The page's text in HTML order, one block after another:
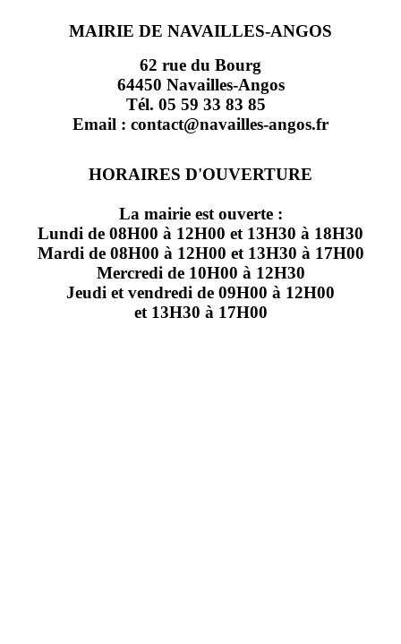
MAIRIE DE NAVAILLES-ANGOS
62 rue du Bourg
64450 Navailles-Angos
Tél. 05 59 33 83 85
Email : contact@navailles-angos.fr
HORAIRES D'OUVERTURE
La mairie est ouverte :
Lundi de 08H00 à 12H00 et 13H30 à 18H30
Mardi de 08H00 à 12H00 et 13H30 à 17H00
Mercredi de 10H00 à 12H30
Jeudi et vendredi de 09H00 à 12H00
et 13H30 à 17H00